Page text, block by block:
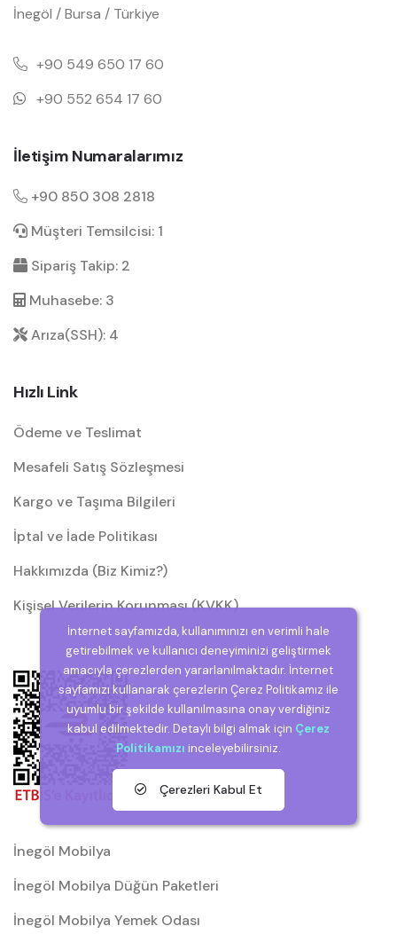
İnegöl / Bursa / Türkiye
+90 549 650 17 60
+90 552 654 17 60
İletişim Numaralarımız
+90 850 308 2818
Müşteri Temsilcisi: 1
Sipariş Takip: 2
Muhasebe: 3
Arıza(SSH): 4
Hızlı Link
Ödeme ve Teslimat
Mesafeli Satış Sözleşmesi
Kargo ve Taşıma Bilgileri
İptal ve İade Politikası
Hakkımızda (Biz Kimiz?)
Kişisel Verilerin Korunması (KVKK)
İnegöl Mobilya
İnegöl Mobilya Düğün Paketleri
İnegöl Mobilya Yemek Odası
İnternet sayfamızda, kullanımınızı en verimli hale
getirebilmek ve kullanıcı deneyiminizi geliştirmek
amacıyla çerezlerden yararlanılmaktadır. İnternet
sayfamızı kullanarak çerezlerin Çerez Politikamız ile
uyumlu bir şekilde kullanılmasına onay verdiğiniz
kabul edilmektedir. Detaylı bilgi almak için Çerez
Politikamızı inceleyebilirsiniz.
Çerezleri Kabul Et